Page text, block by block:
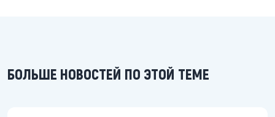
БОЛЬШЕ НОВОСТЕЙ ПО ЭТОЙ ТЕМЕ